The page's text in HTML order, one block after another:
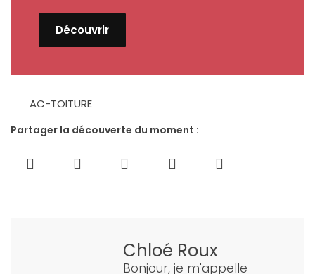
Découvrir
AC-TOITURE
Partager la découverte du moment :
Chloé Roux
Bonjour, je m'appelle